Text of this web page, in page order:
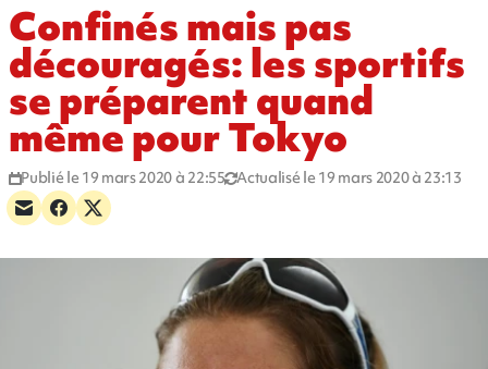
Confinés mais pas
découragés: les sportifs
se préparent quand
même pour Tokyo
Publié le 19 mars 2020 à 22:55 Actualisé le 19 mars 2020 à 23:13